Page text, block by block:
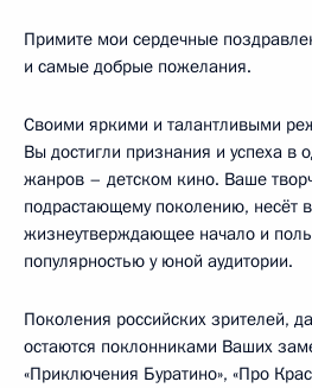
Примите мои сердечные
и самые добрые пожелания.
Своими яркими и талантливыми
Вы достигли признания и успеха в
жанров – детском кино. Ваше
подрастающему поколению, несёт
жизнеутверждающее начало и
популярностью у юной аудитории.
Поколения российских зрителей,
остаются поклонниками Ваших
«Приключения Буратино», «Про